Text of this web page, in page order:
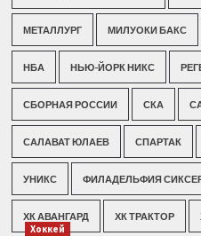
МЕТАЛЛУРГ МИЛУОКИ БАКС
НБА НЬЮ-ЙОРК НИКС
СБОРНАЯ РОССИИ СКА
САЛАВАТ ЮЛАЕВ СПАРТАК
УНИКС ФИЛАДЕЛЬФИЯ
ХК АВАНГАРД ХК ТРАКТОР
Хоккей